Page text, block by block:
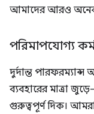
আমাদের আরও
পরিমাপযোগ্য
দুর্দান্ত
ব্যবহারের মাত্রা
গুরুত্বপূর্ণ দিক।